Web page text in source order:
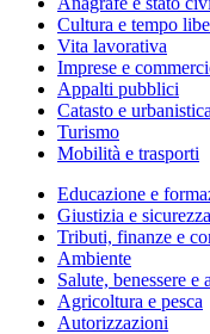
Cultura e tempo
Vita lavorativa
Imprese e
Appalti pubblici
Catasto e urbanistica
Turismo
Mobilità e trasporti
Educazione e
Giustizia e
Tributi, finanze e
Ambiente
Salute, benessere e
Agricoltura e pesca
Autorizzazioni